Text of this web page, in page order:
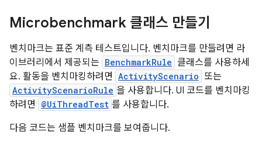
Microbenchmark 클래스 만들기
벤치마크는 표준 계측 테스트입니다. 벤치마크를 만들려면 라
이브러리에서 제공되는 BenchmarkRule 클래스를 사용하세
요. 활동을 벤치마킹하려면 ActivityScenario 또는
ActivityScenarioRule 을 사용합니다. UI 코드를 벤치마킹
하려면
@UiThreadTest 를 사용합니다.
다음 코드는 샘플 벤치마크를 보여줍니다.